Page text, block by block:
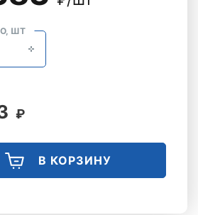
ШТ
₽
В КОРЗИНУ